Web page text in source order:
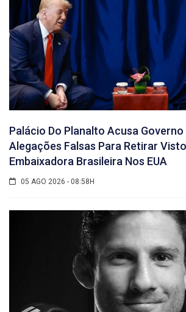
Palácio Do Planalto Acusa Governo
Alegações Falsas Para Retirar
Embaixadora Brasileira Nos EUA
05 AGO 2026 - 08:58H